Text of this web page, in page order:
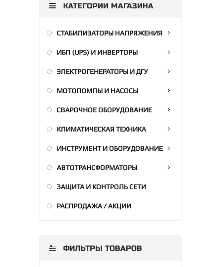
КАТЕГОРИИ МАГАЗИНА
СТАБИЛИЗАТОРЫ НАПРЯЖЕНИЯ
ИБП (UPS) И ИНВЕРТОРЫ
ЭЛЕКТРОГЕНЕРАТОРЫ И ДГУ
МОТОПОМПЫ И НАСОСЫ
СВАРОЧНОЕ ОБОРУДОВАНИЕ
КЛИМАТИЧЕСКАЯ ТЕХНИКА
ИНСТРУМЕНТ И ОБОРУДОВАНИЕ
АВТОТРАНСФОРМАТОРЫ
ЗАЩИТА И КОНТРОЛЬ СЕТИ
РАСПРОДАЖА / АКЦИИ
ФИЛЬТРЫ ТОВАРОВ